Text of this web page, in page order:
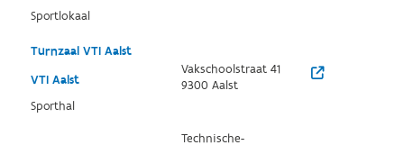
Sportlokaal
Turnzaal VTI Aalst
VTI Aalst
Sporthal
Vakschoolstraat 41
9300 Aalst
Technische-